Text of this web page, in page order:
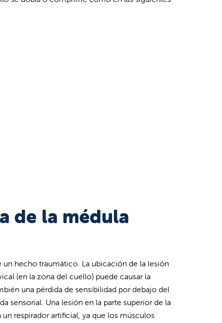
de la médula
un hecho traumático. La ubicación de la lesión
(en la zona del cuello) puede causar la
una pérdida de sensibilidad por debajo del
sensorial. Una lesión en la parte superior de la
respirador artificial, ya que los músculos